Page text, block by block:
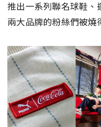
推出一系列聯名球鞋、
兩大品牌的粉絲們被燒